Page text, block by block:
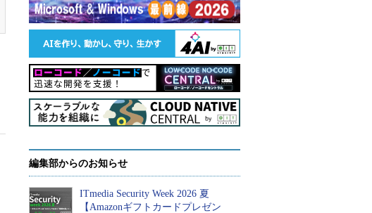
編集部からのお知らせ
ITmedia Security Week 2026 夏
【Amazonギフトカードプレゼン